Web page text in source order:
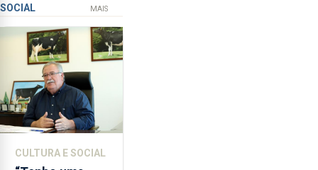
ilegal
de
lapas
entre
2022
e
2026.
A
instrumentos
SOCIAL
MAIS
CULTURA E SOCIAL